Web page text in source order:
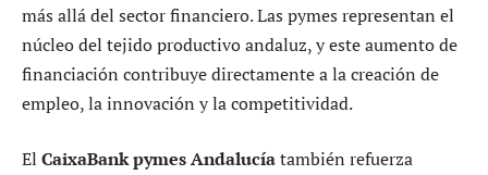
más allá del sector financiero. Las pymes representan el
núcleo del tejido productivo andaluz, y este aumento de
financiación contribuye directamente a la creación de
empleo, la innovación y la competitividad.
El CaixaBank pymes Andalucíatambién refuerza